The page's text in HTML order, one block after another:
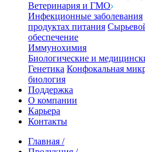
Ветеринария и ГМО
Инфекционные заболевания
продуктах питания
обеспечение
Иммунохимия
Биологические и
Генетика Конфокальная
биология
Поддержка
О компании
Карьера
Контакты
Главная /